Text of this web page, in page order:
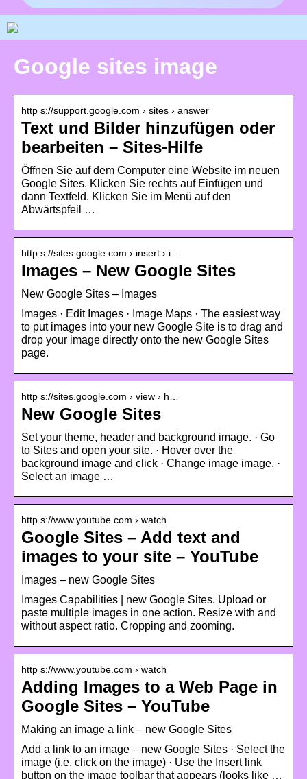
Google sites image
http s://support.google.com › sites › answer
Text und Bilder hinzufügen oder
bearbeiten – Sites-Hilfe
Öffnen Sie auf dem Computer eine Website im neuen
Google Sites. Klicken Sie rechts auf Einfügen und
dann Textfeld. Klicken Sie im Menü auf den
Abwärtspfeil …
http s://sites.google.com › insert › i…
Images – New Google Sites
New Google Sites – Images
Images · Edit Images · Image Maps · The easiest way
to put images into your new Google Site is to drag and
drop your image directly onto the new Google Sites
page.
http s://sites.google.com › view › h…
New Google Sites
Set your theme, header and background image. · Go
to Sites and open your site. · Hover over the
background image and click · Change image image. ·
Select an image …
http s://www.youtube.com › watch
Google Sites – Add text and
images to your site – YouTube
Images – new Google Sites
Images Capabilities | new Google Sites. Upload or
paste multiple images in one action. Resize with and
without aspect ratio. Cropping and zooming.
http s://www.youtube.com › watch
Adding Images to a Web Page in
Google Sites – YouTube
Making an image a link – new Google Sites
Add a link to an image – new Google Sites · Select the
image (i.e. click on the image) · Use the Insert link
button on the image toolbar that appears (looks like …